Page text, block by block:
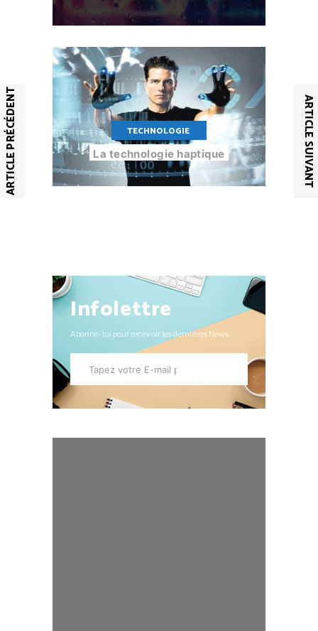
ARTICLE PRÉCÉDENT ARTICLE SUIVANT
TECHNOLOGIE
La technologie haptique
Infolettre
Abonne-toi pour recevoir les dernières News.